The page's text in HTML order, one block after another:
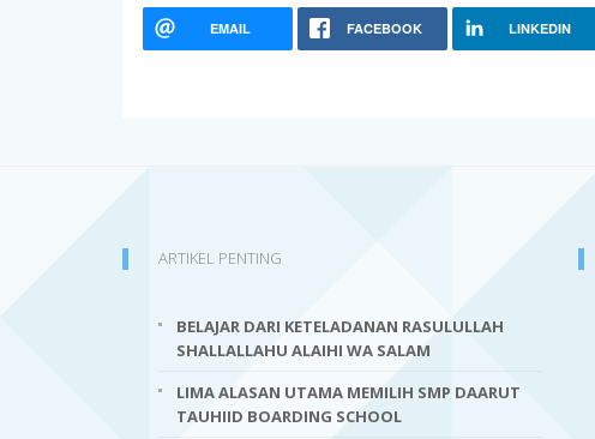
EMAIL FACEBOOK LINKEDIN
ARTIKEL PENTING
BELAJAR DARI KETELADANAN RASULULLAH
SHALLALLAHU ALAIHI WA SALAM
LIMA ALASAN UTAMA MEMILIH SMP DAARUT
TAUHIID BOARDING SCHOOL